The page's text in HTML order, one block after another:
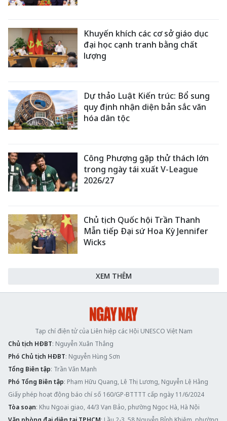
Khuyến khích các cơ sở giáo dục
đại học cạnh tranh bằng chất
lượng
Dự thảo Luật Kiến trúc: Bổ sung
quy định nhận diện bản sắc văn
hóa dân tộc
Công Phượng gặp thử thách lớn
trong ngày tái xuất V-League
2026/27
Chủ tịch Quốc hội Trần Thanh
Mẫn tiếp Đại sứ Hoa Kỳ Jennifer
Wicks
XEM THÊM
Tạp chí điện tử của Liên hiệp các Hội UNESCO Việt Nam
Chủ tịch HĐBT: Nguyễn Xuân Thắng
Phó Chủ tịch HĐBT: Nguyễn Hùng Sơn
Tổng Biên tập: Trần Văn Mạnh
Phó Tổng Biên tập: Phạm Hữu Quang, Lê Thị Lương, Nguyễn Lệ Hằng
Giấy phép hoạt động báo chí số 160/GP-BTTTT cấp ngày 11/6/2024
Tòa soạn: Khu Ngoại giao, 44/3 Vạn Bảo, phường Ngọc Hà, Hà Nội